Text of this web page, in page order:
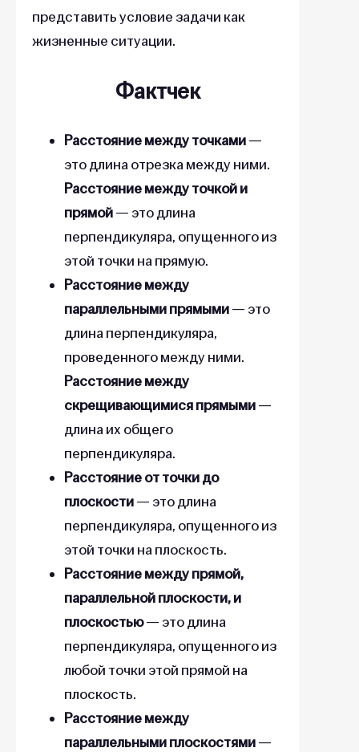
представить условие задачи как
жизненные ситуации.
Фактчек
Расстояние между точками—
это длина отрезка между ними.
Расстояние между точкой и
прямой— это длина
перпендикуляра, опущенного из
этой точки на прямую.
Расстояние между
параллельными прямыми— это
длина перпендикуляра,
проведенного между ними.
Расстояние между
скрещивающимися прямыми—
длина их общего
перпендикуляра.
Расстояние от точки до
плоскости— это длина
перпендикуляра, опущенного из
этой точки на плоскость.
Расстояние между прямой,
параллельной плоскости, и
плоскостью— это длина
перпендикуляра, опущенного из
любой точки этой прямой на
плоскость.
Расстояние между
параллельными плоскостями—